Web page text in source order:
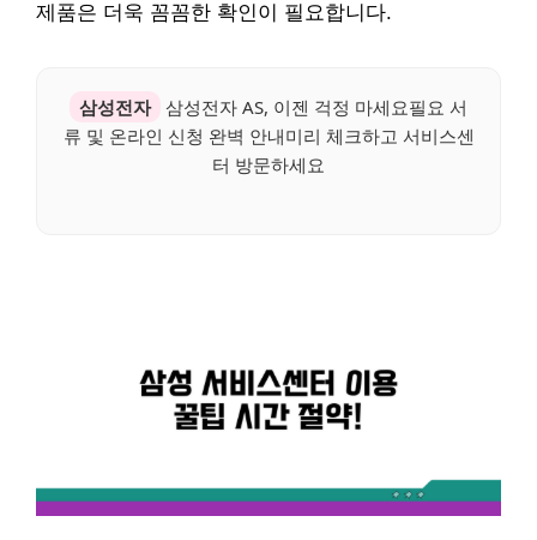
제품은 더욱 꼼꼼한 확인이 필요합니다.
삼성전자 삼성전자 AS, 이젠 걱정 마세요필요 서
류 및 온라인 신청 완벽 안내미리 체크하고 서비스센
터 방문하세요